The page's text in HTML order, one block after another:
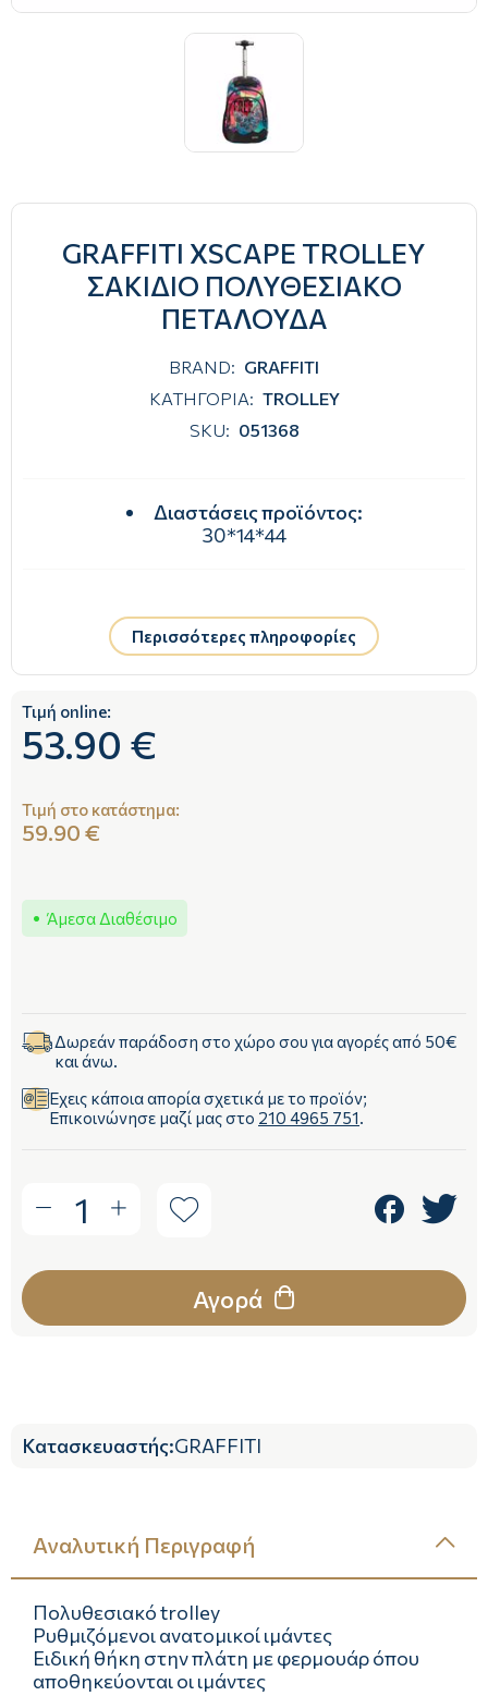
GRAFFITI XSCAPE TROLLEY
ΣΑΚΙΔΙΟ ΠΟΛΥΘΕΣΙΑΚΟ
ΠΕΤΑΛΟΥΔΑ
BRAND: GRAFFITI
ΚΑΤΗΓΟΡΙΑ: TROLLEY
SKU: 051368
Διαστάσεις προϊόντος:
30*14*44
Περισσότερες πληροφορίες
Τιμή online:
53.90 €
Τιμή στο κατάστημα:
59.90 €
Άμεσα Διαθέσιμο
Δωρεάν παράδοση στο χώρο σου για αγορές από 50€
και άνω.
Έχεις κάποια απορία σχετικά με το προϊόν;
Επικοινώνησε μαζί μας στο 210 4965 751.
1
Αγορά
Κατασκευαστής:GRAFFITI
Αναλυτική Περιγραφή
Πολυθεσιακό trolley
Ρυθμιζόμενοι ανατομικοί ιμάντες
Ειδική θήκη στην πλάτη με φερμουάρ όπου
αποθηκεύονται οι ιμάντες